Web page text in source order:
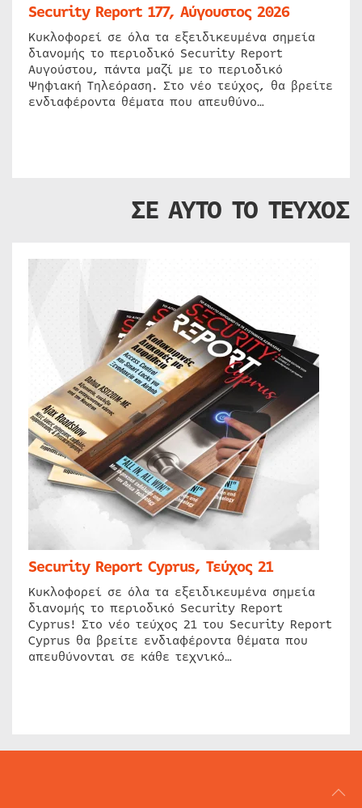
Security Report 177, Αύγουστος 2026
Κυκλοφορεί σε όλα τα εξειδικευμένα σημεία
διανομής το περιοδικό Security Report
Αυγούστου, πάντα μαζί με το περιοδικό
Ψηφιακή Τηλεόραση. Στο νέο τεύχος, θα βρείτε
ενδιαφέροντα θέματα που απευθύνο…
ΣΕ ΑΥΤΟ ΤΟ ΤΕΥΧΟΣ
Security Report Cyprus, Τεύχος 21
Κυκλοφορεί σε όλα τα εξειδικευμένα σημεία
διανομής το περιοδικό Security Report
Cyprus! Στο νέο τεύχος 21 του Security Report
Cyprus θα βρείτε ενδιαφέροντα θέματα που
απευθύνονται σε κάθε τεχνικό…